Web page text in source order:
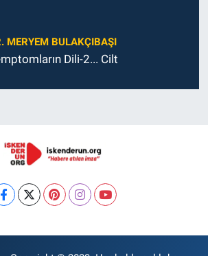
MERYEM BULAKÇIBAŞI
Semptomların Dili-2... Cilt